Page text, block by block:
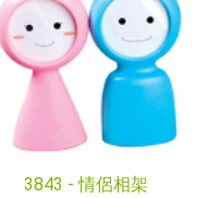
3843 -情侶相架